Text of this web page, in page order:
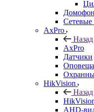
Сетевые
AxPro
Назад
AxPro
Датчики
HikVision
Назад
AHD-